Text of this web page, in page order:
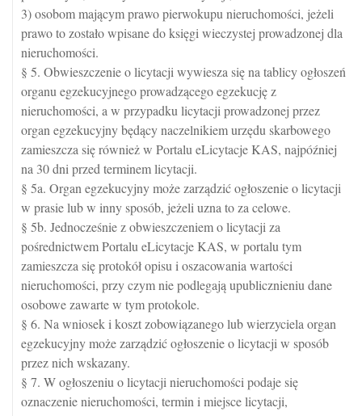
3) osobom mającym prawo pierwokupu nieruchomości, jeżeli
prawo to zostało wpisane do księgi wieczystej prowadzonej dla
nieruchomości.
§ 5. Obwieszczenie o licytacji wywiesza się na tablicy ogłoszeń
organu egzekucyjnego prowadzącego egzekucję z
nieruchomości, a w przypadku licytacji prowadzonej przez
organ egzekucyjny będący naczelnikiem urzędu skarbowego
zamieszcza się również w Portalu eLicytacje KAS, najpóźniej
na 30 dni przed terminem licytacji.
§ 5a. Organ egzekucyjny może zarządzić ogłoszenie o licytacji
w prasie lub w inny sposób, jeżeli uzna to za celowe.
§ 5b. Jednocześnie z obwieszczeniem o licytacji za
pośrednictwem Portalu eLicytacje KAS, w portalu tym
zamieszcza się protokół opisu i oszacowania wartości
nieruchomości, przy czym nie podlegają upublicznieniu dane
osobowe zawarte w tym protokole.
§ 6. Na wniosek i koszt zobowiązanego lub wierzyciela organ
egzekucyjny może zarządzić ogłoszenie o licytacji w sposób
przez nich wskazany.
§ 7. W ogłoszeniu o licytacji nieruchomości podaje się
oznaczenie nieruchomości, termin i miejsce licytacji,